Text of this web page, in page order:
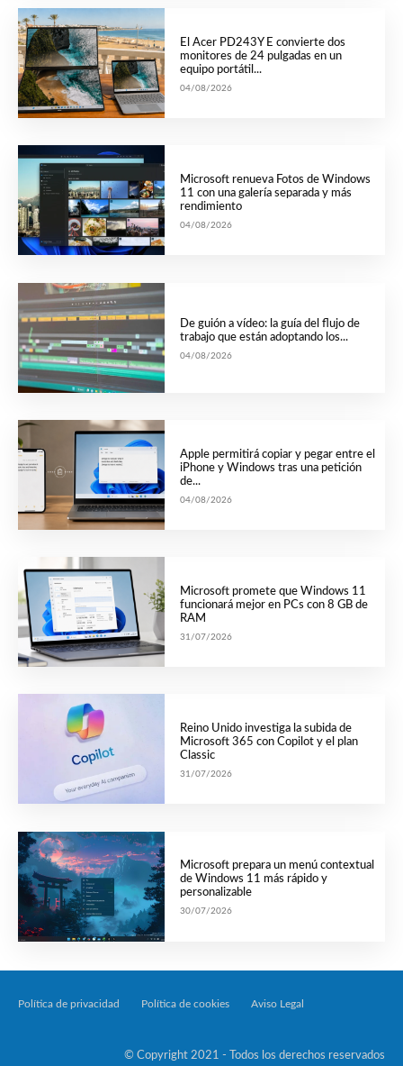
El Acer PD243Y E convierte dos
monitores de 24 pulgadas en un
equipo portátil...
04/08/2026
Microsoft renueva Fotos de Windows
11 con una galería separada y más
rendimiento
04/08/2026
De guión a vídeo: la guía del flujo de
trabajo que están adoptando los...
04/08/2026
Apple permitirá copiar y pegar entre el
iPhone y Windows tras una petición
de...
04/08/2026
Microsoft promete que Windows 11
funcionará mejor en PCs con 8 GB de
RAM
31/07/2026
Reino Unido investiga la subida de
Microsoft 365 con Copilot y el plan
Classic
31/07/2026
Microsoft prepara un menú contextual
de Windows 11 más rápido y
personalizable
30/07/2026
Política de privacidad Política de cookies Aviso Legal
© Copyright 2021 - Todos los derechos reservados